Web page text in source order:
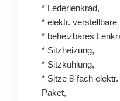
* Lederlenkrad,
* elektr. verstellbare
* beheizbares
* Sitzheizung,
* Sitzkühlung,
* Sitze 8-fach
Paket,